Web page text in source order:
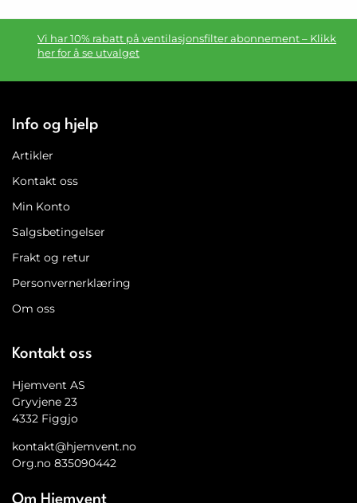
Vi har 10% rabatt på ventilasjonsfilter abonnement – Klikk
her for å se utvalget
Info og hjelp
Artikler
Kontakt oss
Min Konto
Salgsbetingelser
Frakt og retur
Personvernerklæring
Om oss
Kontakt oss
Hjemvent AS
Gryvjene 23
4332 Figgjo
kontakt@hjemvent.no
Org.no 835090442
Om Hjemvent